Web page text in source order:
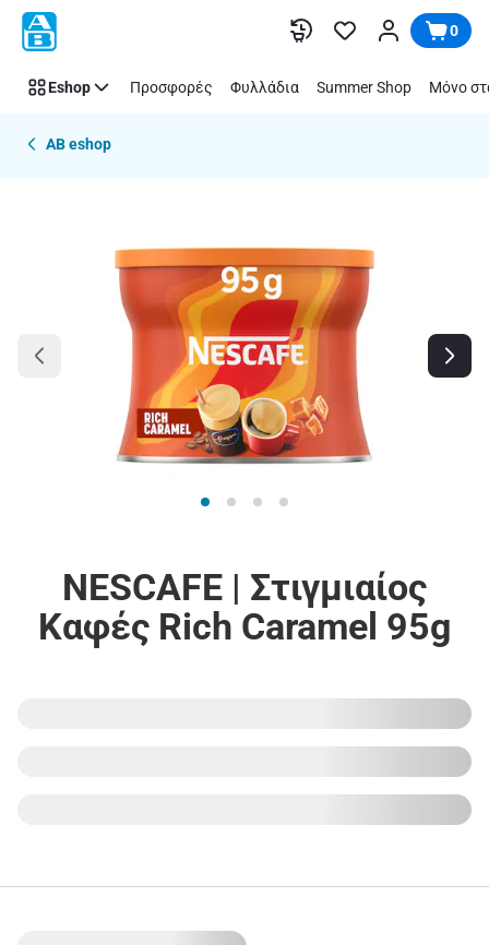
Παράλειψη 0
Eshop Προσφορές Φυλλάδια Summer Shop Μόνο
AB eshop
NESCAFE | Στιγμιαίος
Καφές Rich Caramel 95g